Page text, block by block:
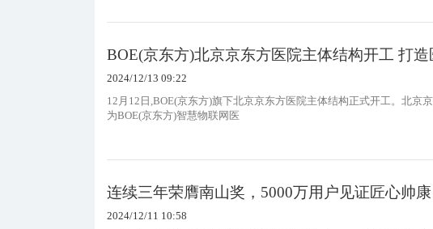
BOE(京东方)北京京东方医院主体结构开工 打
2024/12/13 09:22
12月12日,BOE(京东方)旗下北京京东方医院主体结构正式开工。北京
为BOE(京东方)智慧物联网医
连续三年荣膺南山奖，5000万用户见证匠心帅康
2024/12/11 10:58